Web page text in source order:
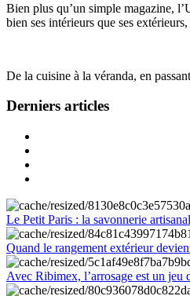
Bien plus qu’un simple magazine,
bien ses intérieurs que ses
De la cuisine à la véranda, en
Derniers articles
Le Petit Paris : la savonnerie
Quand le rangement extérieur
Avec Ribimex, l’arrosage est un jeu